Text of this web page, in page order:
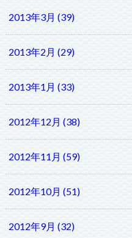
2013年3月 (39)
2013年2月 (29)
2013年1月 (33)
2012年12月 (38)
2012年11月 (59)
2012年10月 (51)
2012年9月 (32)